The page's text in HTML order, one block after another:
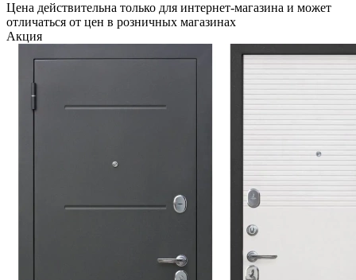
Цена действительна только для интернет-магазина и может
отличаться от цен в розничных магазинах
Акция